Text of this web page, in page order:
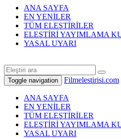
ANA SAYFA
EN YENİLER
TÜM ELEŞTİRİLER
ELEŞTİRİ YAYIMLAMA
YASAL UYARI
Toggle navigation Filmelestirisi.com
ANA SAYFA
EN YENİLER
TÜM ELEŞTİRİLER
ELEŞTİRİ YAYIMLAMA
YASAL UYARI